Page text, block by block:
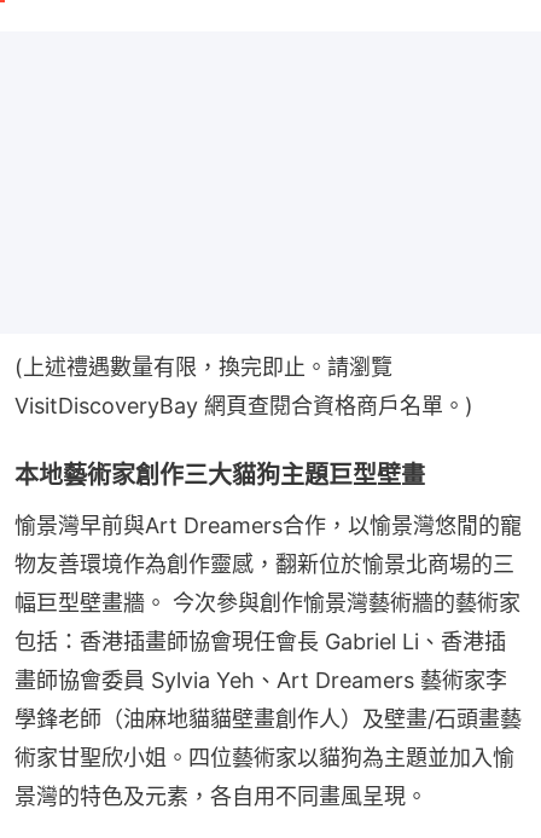
(上述禮遇數量有限，換完即止。請瀏覽
VisitDiscoveryBay 網頁查閱合資格商戶名單。)
本地藝術家創作三大貓狗主題巨型壁畫
愉景灣早前與Art Dreamers合作，以愉景灣悠閒的寵
物友善環境作為創作靈感，翻新位於愉景北商場的三
幅巨型壁畫牆。 今次參與創作愉景灣藝術牆的藝術家
包括：香港插畫師協會現任會長 Gabriel Li、香港插
畫師協會委員 Sylvia Yeh、Art Dreamers 藝術家李
學鋒老師（油麻地貓貓壁畫創作人）及壁畫/石頭畫藝
術家甘聖欣小姐。四位藝術家以貓狗為主題並加入愉
景灣的特色及元素，各自用不同畫風呈現。